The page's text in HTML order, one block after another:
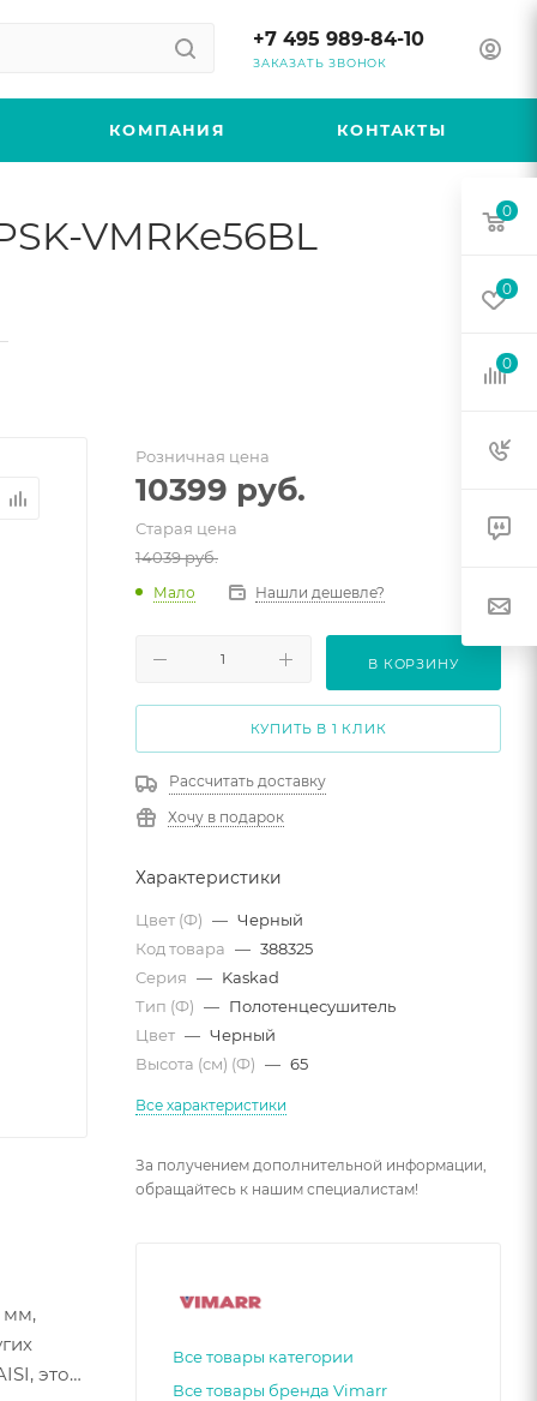
+7 495 989-84-10
ЗАКАЗАТЬ ЗВОНОК
КОМПАНИЯ КОНТАКТЫ
VMRKe56BL
мм,
этот
Розничная цена
10399 руб.
Старая цена
14039руб.
Мало Нашли дешевле?
В КОРЗИНУ
КУПИТЬ В 1 КЛИК
Рассчитать доставку
Хочу в подарок
Характеристики
Цвет (Ф) — Черный
Код товара — 388325
Серия — Kaskad
Тип (Ф) — Полотенцесушитель
Цвет — Черный
Высота (см) (Ф) — 65
Все характеристики
За получением дополнительной информации,
обращайтесь к нашим специалистам!
Все товары категории
Все товары бренда Vimarr
0
0
0